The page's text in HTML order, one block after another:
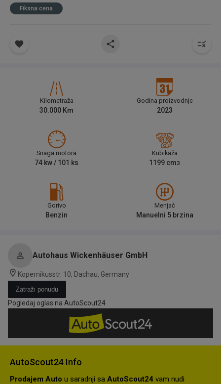
Fiksna cena
Kilometraža
30.000 Km
Godina proizvodnje
2023
Snaga motora
74 kw / 101 ks
Kubikaža
1199 cm3
Gorivo
Benzin
Menjač
Manuelni 5 brzina
Autohaus Wickenhäuser GmbH
Kopernikusstr. 10, Dachau, Germany
Zatraži ponudu
Pogledaj oglas na AutoScout24
AutoScout24 Info
Prodajem Auto u saradnji sa AutoScout24 vam nudi